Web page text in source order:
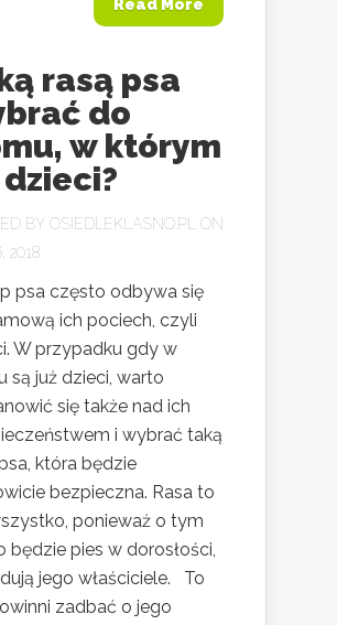
Read More
rasą psa
do
w którym
BY OSIEDLEKLASNO.PL ON
2018
psa często odbywa się
ich pociech, czyli
W przypadku gdy w
są już dzieci, warto
się także nad ich
i wybrać taką
która będzie
bezpieczna. Rasa to
ponieważ o tym
będzie pies w dorosłości,
jego właściciele. To
zadbać o jego